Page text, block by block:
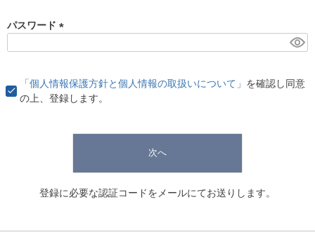
パスワード
)
「個人情報保護方針と個人情報の取扱いについて」 を確認し同意
の上、登録します。
次へ
登録に必要な認証コードをメールにてお送りします。